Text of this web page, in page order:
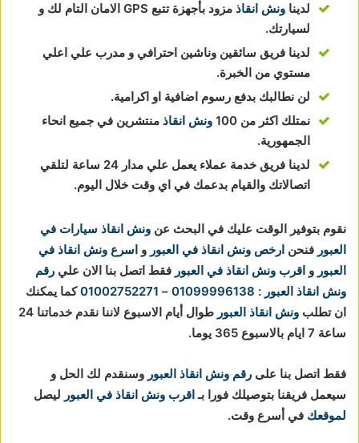
لدينا ونش انقاذ
مزود بأجهزة تتبع GPS الامان التام لك و
لسيارتك.
لدينا فريق سائقين وناشين احترافي و مدرب علي اعلي
مستوي من الخبرة.
لن نطالبك بدفع رسوم اضافية او اكرامية.
نمتلك اكثر من 100
ونش انقاذ منتشرين في جميع انحاء
الجمهورية.
لدينا فريق خدمة عملاء يعمل علي مدار 24 ساعة لتلقي
اتصالاتك والقيام بدعمك في اي وقت خلال اليوم.
نقوم بتوفير الوقت عليك في البحث عن ونش انقاذ سيارات في
العبور فنحن ارخص ونش انقاذ في العبور و اسرع ونش انقاذ في
العبور و اقرب ونش انقاذ في العبور فقط اتصل بنا الان علي رقم
ونش انقاذ العبور :
01099996138
–
01002752271كما يمكنك
ان تطلب ونش انقاذ العبور
طوال أيام الاسبوع لاننا نقدم خدماتنا 24
ساعة 7 ايام بالاسبوع 365 يوما.
فقط اتصل بنا على رقم ونش انقاذ العبور وسنقدم لك الحل و
سيعمل فريقنا بتوصيلك فورا بـ اقرب ونش انقاذ في العبور ليصل
لموقعك في أسرع وقت.